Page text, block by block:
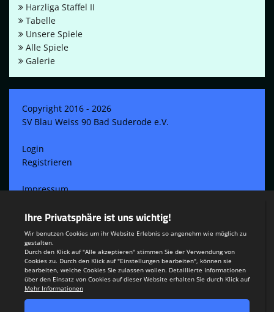
Harzliga Staffel II
Tabelle
Unsere Spiele
Alle Spiele
Galerie
Copyright 2016 - 2026
SV Blau Weiss 90 Bad Suderode e.V.
Login
Registrieren
Impressum
Teamsports 2
Dein Sportverein online